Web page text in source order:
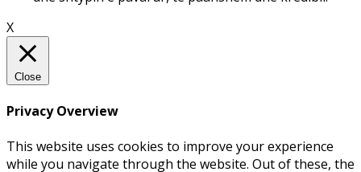
X
Close
Privacy Overview
This website uses cookies to improve your experience
while you navigate through the website. Out of these, the